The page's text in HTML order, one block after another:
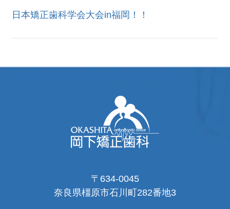
日本矯正歯科学会大会in福岡！！
〒634-0045
奈良県橿原市石川町282番地3